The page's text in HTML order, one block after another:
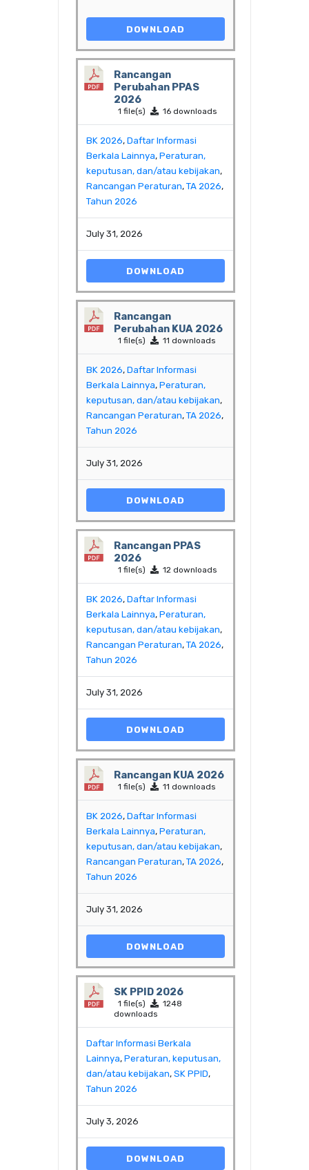
DOWNLOAD
Rancangan
Perubahan PPAS
2026
1 file(s) 16 downloads
BK 2026, Daftar Informasi
Berkala Lainnya, Peraturan,
keputusan, dan/atau kebijakan,
Rancangan Peraturan, TA 2026,
Tahun 2026
July 31, 2026
DOWNLOAD
Rancangan
Perubahan KUA 2026
1 file(s) 11 downloads
BK 2026, Daftar Informasi
Berkala Lainnya, Peraturan,
keputusan, dan/atau kebijakan,
Rancangan Peraturan, TA 2026,
Tahun 2026
July 31, 2026
DOWNLOAD
Rancangan PPAS
2026
1 file(s) 12 downloads
BK 2026, Daftar Informasi
Berkala Lainnya, Peraturan,
keputusan, dan/atau kebijakan,
Rancangan Peraturan, TA 2026,
Tahun 2026
July 31, 2026
DOWNLOAD
Rancangan KUA 2026
1 file(s) 11 downloads
BK 2026, Daftar Informasi
Berkala Lainnya, Peraturan,
keputusan, dan/atau kebijakan,
Rancangan Peraturan, TA 2026,
Tahun 2026
July 31, 2026
DOWNLOAD
SK PPID 2026
1 file(s)
1248
downloads
Daftar Informasi Berkala
Lainnya, Peraturan, keputusan,
dan/atau kebijakan, SK PPID,
Tahun 2026
July 3, 2026
DOWNLOAD